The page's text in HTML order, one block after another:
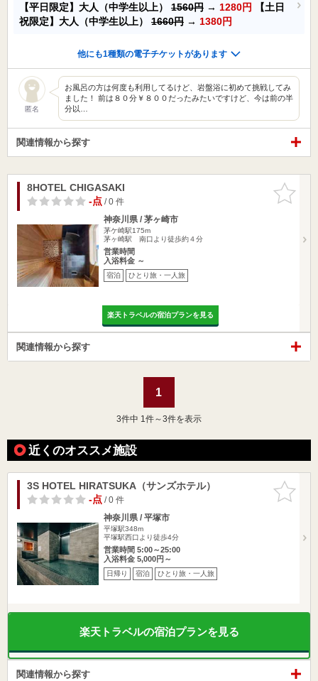
【平日限定】大人（中学生以上） 1560円 → 1280円
【土日
祝限定】大人（中学生以上） 1660円 → 1380円
他にも1種類の電子チケットがあります
匿名
お風呂の方は何度も利用してるけど、岩盤浴に初めて挑戦してみ
ました！ 前は８０分￥８００だったみたいですけど、今は前の半
分以…
関連情報から探す
お気に入
りに追加
8HOTEL CHIGASAKI
-点/ 0 件
神奈川県 / 茅ヶ崎市
茅ケ崎駅175m
茅ヶ崎駅 南口より徒歩約４分
営業時間
入浴料金 ～
宿泊 ひとり旅・一人旅
楽天トラベルの宿泊プランを見る
関連情報から探す
1
3件中 1件～3件を表示
近くのオススメ施設
お気に入
りに追加
3S HOTEL HIRATSUKA（サンズホテル）
-点/ 0 件
神奈川県 / 平塚市
平塚駅348m
平塚駅西口より徒歩4分
営業時間 5:00～25:00
入浴料金 5,000円～
日帰り 宿泊 ひとり旅・一人旅
楽天トラベルの宿泊プランを見る
関連情報から探す